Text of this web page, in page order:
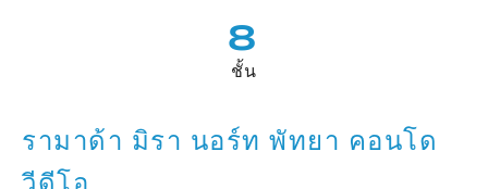
8
ชั้น
รามาด้า มิรา นอร์ท พัทยา คอนโด
วีดีโอ